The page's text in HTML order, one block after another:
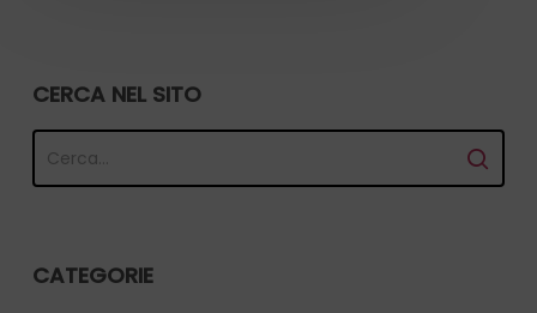
CERCA NEL SITO
CATEGORIE